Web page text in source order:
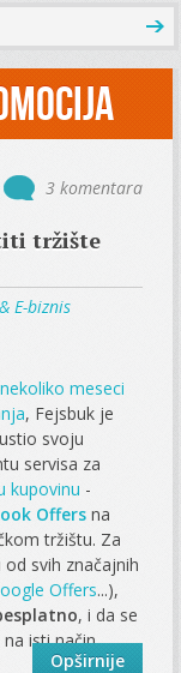
3 komentara
tržište
E-biznis
nekoliko meseci
, Fejsbuk je
svoju
servisa za
kupovinu -
Offers na
tržištu. Za
od svih značajnih
Offers...),
, i da se
isti način...
Opširnije